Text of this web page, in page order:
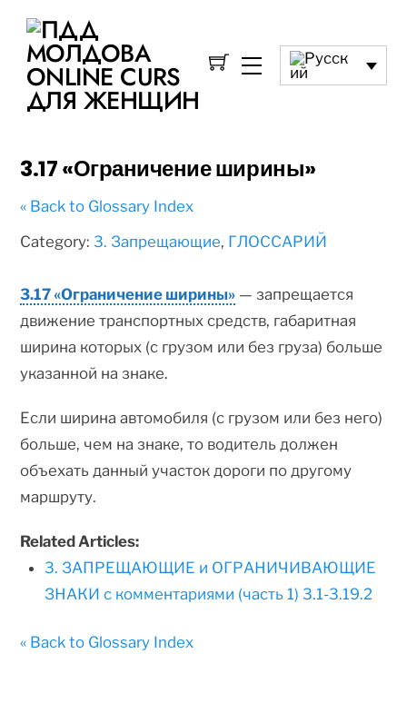
3.17 «Ограничение ширины»
« Back to Glossary Index
Category: 3. Запрещающие, ГЛОССАРИЙ
3.17 «Ограничение ширины» — запрещается
движение транспортных средств, габаритная
ширина которых (с грузом или без груза) больше
указанной на знаке.
Если ширина автомобиля (с грузом или без него)
больше, чем на знаке, то водитель должен
объехать данный участок дороги по другому
маршруту.
Related Articles:
3. ЗАПРЕЩАЮЩИЕ и ОГРАНИЧИВАЮЩИЕ
ЗНАКИ с комментариями (часть 1) 3.1-3.19.2
« Back to Glossary Index